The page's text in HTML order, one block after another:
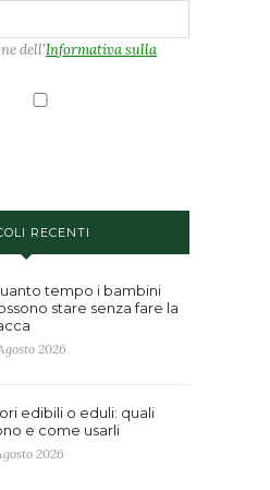
dell'Informativa sulla
RECENTI
tempo i bambini
stare senza fare la
2026
edibili o eduli: quali
e come usarli
2026